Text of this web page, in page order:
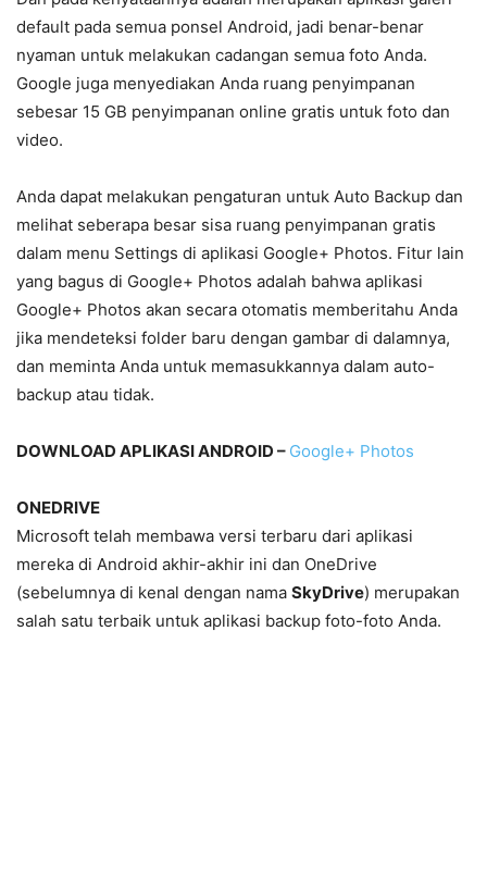
default pada semua ponsel Android, jadi benar-benar
nyaman untuk melakukan cadangan semua foto Anda.
Google juga menyediakan Anda ruang penyimpanan
sebesar 15 GB penyimpanan online gratis untuk foto dan
video.
Anda dapat melakukan pengaturan untuk Auto Backup dan
melihat seberapa besar sisa ruang penyimpanan gratis
dalam menu Settings di aplikasi Google+ Photos. Fitur lain
yang bagus di Google+ Photos adalah bahwa aplikasi
Google+ Photos akan secara otomatis memberitahu Anda
jika mendeteksi folder baru dengan gambar di dalamnya,
dan meminta Anda untuk memasukkannya dalam auto-
backup atau tidak.
DOWNLOAD APLIKASI ANDROID – Google+ Photos
ONEDRIVE
Microsoft telah membawa versi terbaru dari aplikasi
mereka di Android akhir-akhir ini dan OneDrive
(sebelumnya di kenal dengan nama SkyDrive) merupakan
salah satu terbaik untuk aplikasi backup foto-foto Anda.